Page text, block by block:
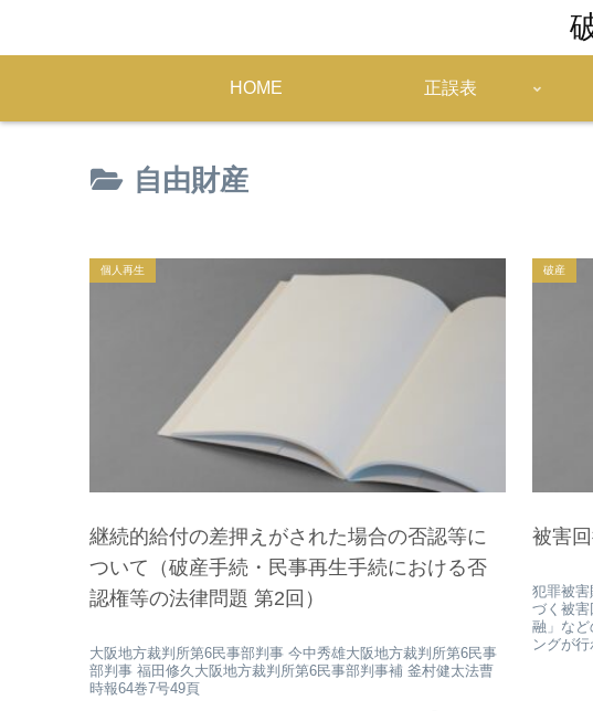
HOME 正誤表
自由財産
個人再生
継続的給付の差押えがされた場合の否認等に
ついて（破産手続・民事再生手続における否
認権等の法律問題 第2回）
大阪地方裁判所第6民事部判事 今中秀雄大阪地方裁判所第6民事
部判事 福田修久大阪地方裁判所第6民事部判事補 釜村健太法曹
時報64巻7号49頁
破産
被害
犯罪被
づく被
融」など
ングが